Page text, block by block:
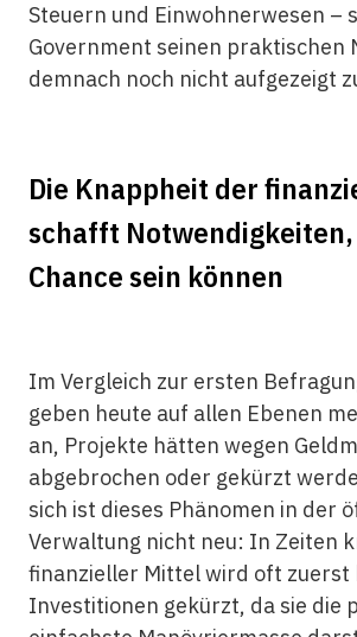
Steuern und Einwohnerwesen –
Government seinen praktischen
demnach noch nicht aufgezeigt
Die Knappheit der
schafft Notwendigkeiten,
Chance sein können
Im Vergleich zur ersten
geben heute auf allen Ebenen
an, Projekte hätten wegen
abgebrochen oder gekürzt
sich ist dieses Phänomen in der
Verwaltung nicht neu: In Zeiten
finanzieller Mittel wird oft zuerst
Investitionen gekürzt, da sie die